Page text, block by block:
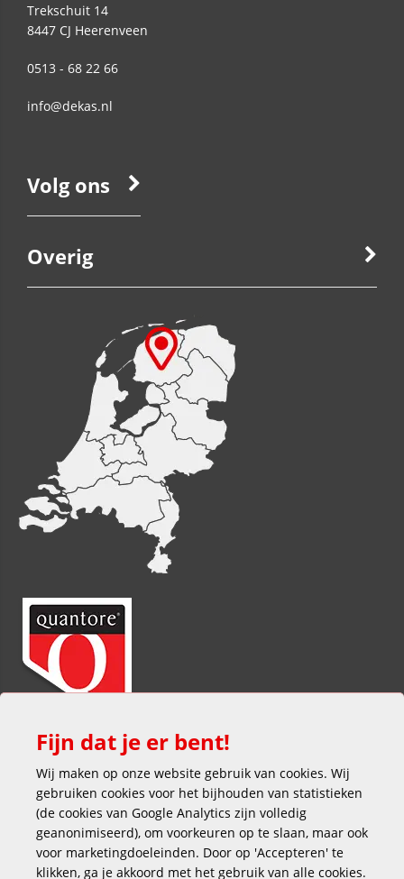
Trekschuit 14
8447 CJ Heerenveen
0513 - 68 22 66
info@dekas.nl
Volg ons
Overig
Fijn dat je er bent!
Wij maken op onze website gebruik van cookies. Wij
gebruiken cookies voor het bijhouden van statistieken
(de cookies van Google Analytics zijn volledig
geanonimiseerd), om voorkeuren op te slaan, maar ook
voor marketingdoeleinden. Door op 'Accepteren' te
klikken, ga je akkoord met het gebruik van alle cookies.